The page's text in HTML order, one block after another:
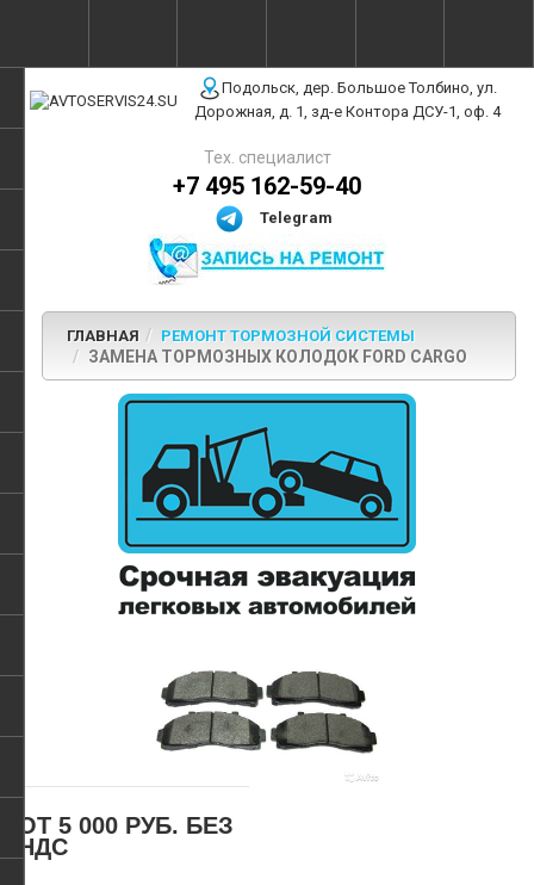
Подольск, дер. Большое Толбино, ул.
Дорожная, д. 1, зд-е Контора ДСУ-1, оф. 4
Тех. специалист
+7 495 162-59-40
Telegram
ГЛАВНАЯ РЕМОНТ ТОРМОЗНОЙ СИСТЕМЫ
ЗАМЕНА ТОРМОЗНЫХ КОЛОДОК FORD CARGO
ОТ 5 000 РУБ. БЕЗ
НДС